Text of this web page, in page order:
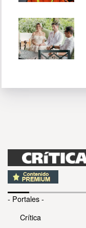
- Portales -
Crítica